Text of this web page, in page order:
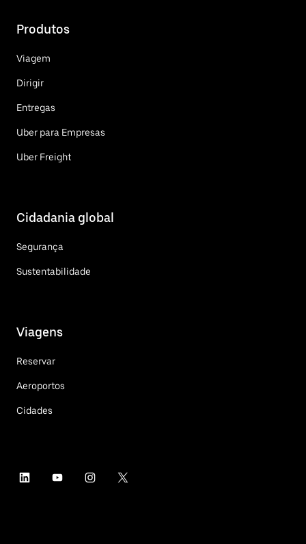
Produtos
Viagem
Dirigir
Entregas
Uber para Empresas
Uber Freight
Cidadania global
Segurança
Sustentabilidade
Viagens
Reservar
Aeroportos
Cidades